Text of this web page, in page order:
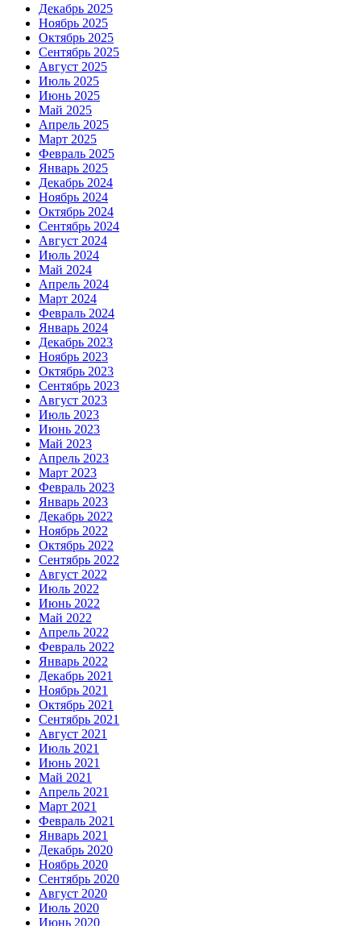
Декабрь 2025
Ноябрь 2025
Октябрь 2025
Сентябрь 2025
Август 2025
Июль 2025
Июнь 2025
Май 2025
Апрель 2025
Март 2025
Февраль 2025
Январь 2025
Декабрь 2024
Ноябрь 2024
Октябрь 2024
Сентябрь 2024
Август 2024
Июль 2024
Май 2024
Апрель 2024
Март 2024
Февраль 2024
Январь 2024
Декабрь 2023
Ноябрь 2023
Октябрь 2023
Сентябрь 2023
Август 2023
Июль 2023
Июнь 2023
Май 2023
Апрель 2023
Март 2023
Февраль 2023
Январь 2023
Декабрь 2022
Ноябрь 2022
Октябрь 2022
Сентябрь 2022
Август 2022
Июль 2022
Июнь 2022
Май 2022
Апрель 2022
Февраль 2022
Январь 2022
Декабрь 2021
Ноябрь 2021
Октябрь 2021
Сентябрь 2021
Август 2021
Июль 2021
Июнь 2021
Май 2021
Апрель 2021
Март 2021
Февраль 2021
Январь 2021
Декабрь 2020
Ноябрь 2020
Сентябрь 2020
Август 2020
Июль 2020
Июнь 2020